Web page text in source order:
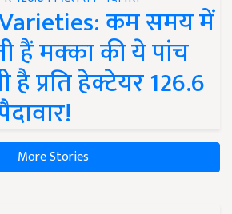
कम समय में
हैं मक्का की ये पांच
है प्रति हेक्टेयर 126.6
More Stories